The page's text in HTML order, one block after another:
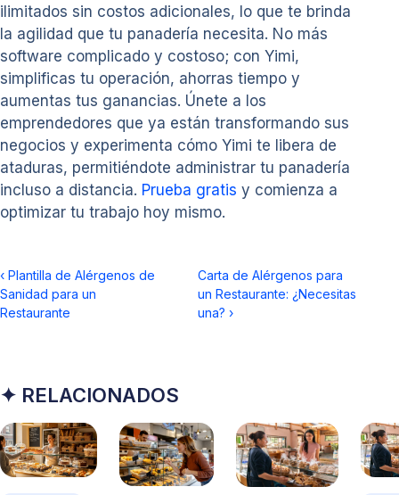
ilimitados sin costos adicionales, lo que te brinda
la agilidad que tu panadería necesita. No más
software complicado y costoso; con Yimi,
simplificas tu operación, ahorras tiempo y
aumentas tus ganancias. Únete a los
emprendedores que ya están transformando sus
negocios y experimenta cómo Yimi te libera de
ataduras, permitiéndote administrar tu panadería
incluso a distancia. Prueba gratis y comienza a
optimizar tu trabajo hoy mismo.
‹ Plantilla de Alérgenos de
Sanidad para un
Restaurante
Carta de Alérgenos para
un Restaurante: ¿Necesitas
una? ›
✦ RELACIONADOS